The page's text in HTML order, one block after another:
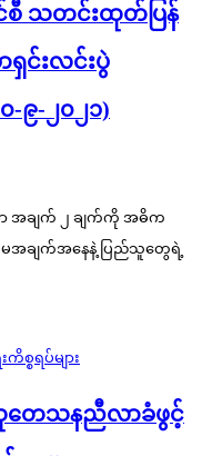
စီ သတင်းထုတ်ပြန်
ရှင်းလင်းပွဲ
၉-၂၀၂၁)
အချက် ၂ ချက်ကို အဓိက
အချက်အနေနဲ့ ပြည်သူတွေရဲ့
စရပ်များ
သုတေသနညီလာခံဖွင့်